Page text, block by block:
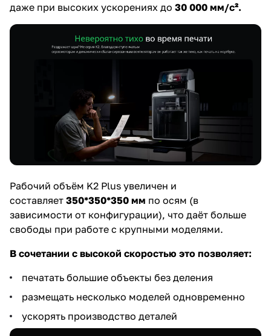
даже при высоких ускорениях до 30 000 мм/с².
Рабочий объём K2 Plus увеличен и
составляет 350*350*350 мм по осям (в
зависимости от конфигурации), что даёт больше
свободы при работе с крупными моделями.
В сочетании с высокой скоростью это позволяет:
печатать большие объекты без деления
размещать несколько моделей одновременно
ускорять производство деталей